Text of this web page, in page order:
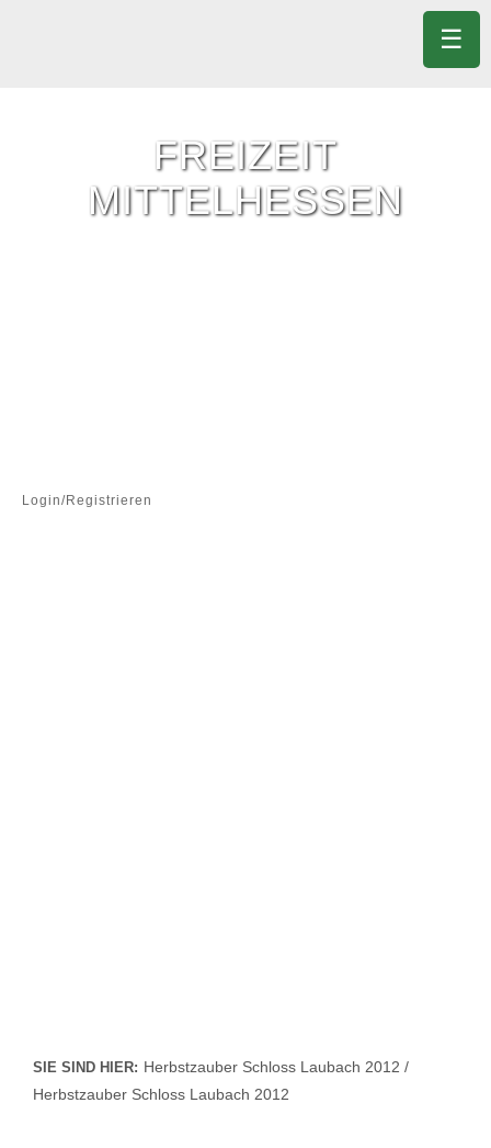
FREIZEIT
MITTELHESSEN
Login/Registrieren
SIE SIND HIER: Herbstzauber Schloss Laubach 2012 /
Herbstzauber Schloss Laubach 2012
☰